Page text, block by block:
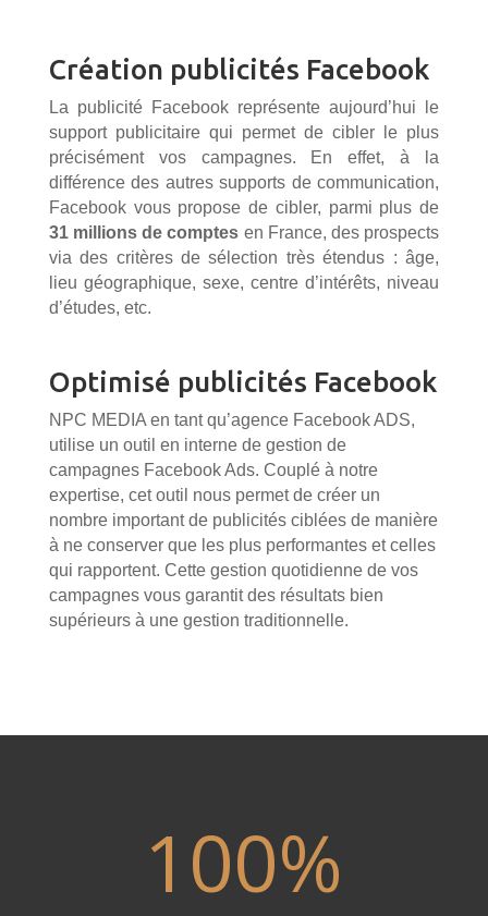
Création publicités Facebook
La publicité Facebook représente aujourd’hui le
support publicitaire qui permet de cibler le plus
précisément vos campagnes. En effet, à la
différence des autres supports de communication,
Facebook vous propose de cibler, parmi plus de
31 millions de comptes en France, des prospects
via des critères de sélection très étendus : âge,
lieu géographique, sexe, centre d’intérêts, niveau
d’études, etc.
Optimisé publicités Facebook
NPC MEDIA en tant qu’agence Facebook ADS,
utilise un outil en interne de gestion de
campagnes Facebook Ads. Couplé à notre
expertise, cet outil nous permet de créer un
nombre important de publicités ciblées de manière
à ne conserver que les plus performantes et celles
qui rapportent. Cette gestion quotidienne de vos
campagnes vous garantit des résultats bien
supérieurs à une gestion traditionnelle.
100%